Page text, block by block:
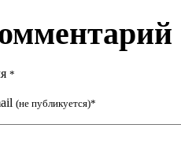
*
(не публикуется)*